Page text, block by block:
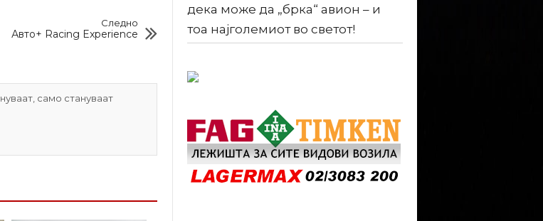
Следно
Авто+ Racing Experience
само стануваат
дека може да „брка“ авион – и
тоа најголемиот во светот!